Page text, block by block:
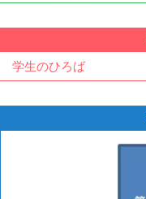
学生のひろば